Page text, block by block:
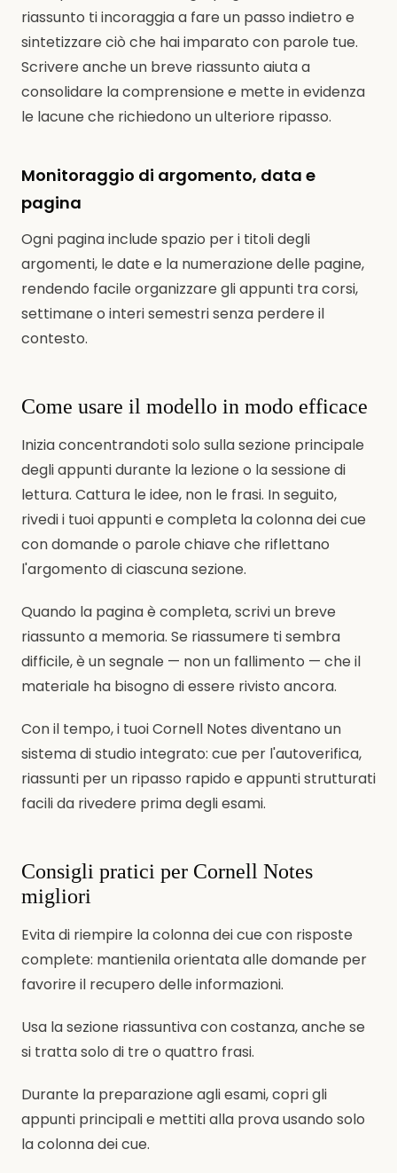
riassunto ti incoraggia a fare un passo indietro e
sintetizzare ciò che hai imparato con parole tue.
Scrivere anche un breve riassunto aiuta a
consolidare la comprensione e mette in evidenza
le lacune che richiedono un ulteriore ripasso.
Monitoraggio di argomento, data e
pagina
Ogni pagina include spazio per i titoli degli
argomenti, le date e la numerazione delle pagine,
rendendo facile organizzare gli appunti tra corsi,
settimane o interi semestri senza perdere il
contesto.
Come usare il modello in modo efficace
Inizia concentrandoti solo sulla sezione principale
degli appunti durante la lezione o la sessione di
lettura. Cattura le idee, non le frasi. In seguito,
rivedi i tuoi appunti e completa la colonna dei cue
con domande o parole chiave che riflettano
l'argomento di ciascuna sezione.
Quando la pagina è completa, scrivi un breve
riassunto a memoria. Se riassumere ti sembra
difficile, è un segnale — non un fallimento — che il
materiale ha bisogno di essere rivisto ancora.
Con il tempo, i tuoi Cornell Notes diventano un
sistema di studio integrato: cue per l'autoverifica,
riassunti per un ripasso rapido e appunti strutturati
facili da rivedere prima degli esami.
Consigli pratici per Cornell Notes
migliori
Evita di riempire la colonna dei cue con risposte
complete: mantienila orientata alle domande per
favorire il recupero delle informazioni.
Usa la sezione riassuntiva con costanza, anche se
si tratta solo di tre o quattro frasi.
Durante la preparazione agli esami, copri gli
appunti principali e mettiti alla prova usando solo
la colonna dei cue.